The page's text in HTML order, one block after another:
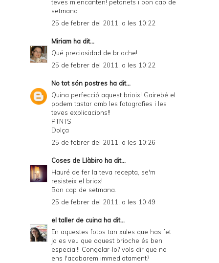
teves m'encanten! petonets i bon cap de
setmana
25 de febrer del 2011, a les 10:22
Miriam ha dit...
Qué preciosidad de brioche!
25 de febrer del 2011, a les 10:22
No tot són postres ha dit...
Quina perfecció aquest brioix! Gairebé el
podem tastar amb les fotografies i les
teves explicacions!!
PTNTS
Dolça
25 de febrer del 2011, a les 10:26
Coses de Llàbiro ha dit...
Hauré de fer la teva recepta, se'm
resisteix el briox!
Bon cap de setmana.
25 de febrer del 2011, a les 10:49
el taller de cuina ha dit...
En aquestes fotos tan xules que has fet
ja es veu que aquest brioche és ben
especial!! Congelar-lo? vols dir que no
ens l'acabarem immediatament?